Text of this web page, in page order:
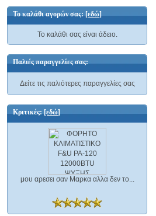
Το καλάθι αγορών σας:[εδώ]
Το καλάθι σας είναι άδειο.
Παλιές παραγγελίες σας:
Δείτε τις παλιότερες παραγγελίες σας
Κριτικές:[εδώ]
μου αρεσει σαν Μαρκα αλλα δεν το...